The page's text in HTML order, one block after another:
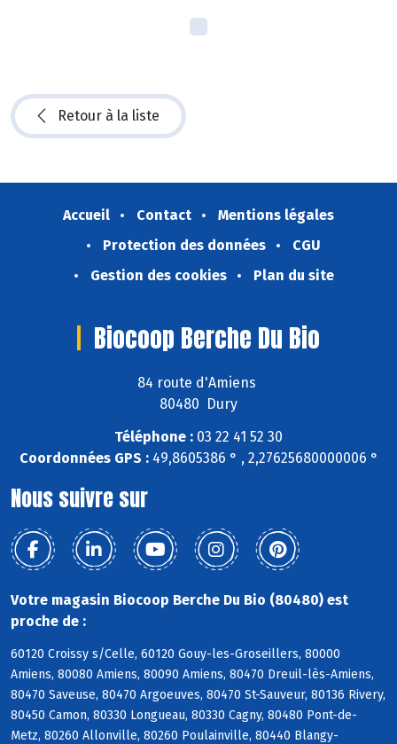
Retour à la liste
Accueil Contact
Mentions légales
Protection des données
CGU
Gestion des cookies
Plan du site
Biocoop Berche Du Bio
84 route d'Amiens
80480 Dury
Téléphone : 03 22 41 52 30
Coordonnées GPS :49,8605386 ° , 2,27625680000006 °
Nous suivre sur
Votre magasin Biocoop Berche Du Bio (80480) est
proche de :
60120 Croissy s/Celle, 60120 Gouy-les-Groseillers, 80000
Amiens, 80080 Amiens, 80090 Amiens, 80470 Dreuil-lès-Amiens,
80470 Saveuse, 80470 Argoeuves, 80470 St-Sauveur, 80136 Rivery,
80450 Camon, 80330 Longueau, 80330 Cagny, 80480 Pont-de-
Metz, 80260 Allonville, 80260 Poulainville, 80440 Blangy-